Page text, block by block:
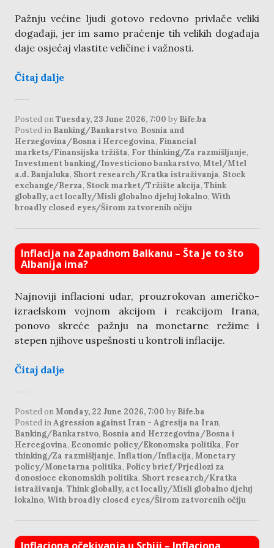
Pažnju većine ljudi gotovo redovno privlače veliki
događaji, jer im samo praćenje tih velikih događaja
daje osjećaj vlastite veličine i važnosti.
Čitaj dalje
Posted onTuesday, 23 June 2026, 7:00 by Bife.ba
Posted in Banking/Bankarstvo, Bosnia and
Herzegovina/Bosna i Hercegovina, Financial
markets/Finansijska tržišta, For thinking/Za razmišljanje,
Investment banking/Investiciono bankarstvo, Mtel/Mtel
a.d. Banjaluka, Short research/Kratka istraživanja, Stock
exchange/Berza, Stock market/Tržište akcija, Think
globally, act locally/Misli globalno djeluj lokalno, With
broadly closed eyes/Širom zatvorenih očiju
Inflacija na Zapadnom Balkanu – Šta je to što
Albanija ima?
Najnoviji inflacioni udar, prouzrokovan američko-
izraelskom vojnom akcijom i reakcijom Irana,
ponovo skreće pažnju na monetarne režime i
stepen njihove uspešnosti u kontroli inflacije.
Čitaj dalje
Posted on Monday, 22 June 2026, 7:00 by Bife.ba
Posted inAgression against Iran - Agresija na Iran,
Banking/Bankarstvo, Bosnia and Herzegovina/Bosna i
Hercegovina, Economic policy/Ekonomska politika, For
thinking/Za razmišljanje, Inflation/Inflacija, Monetary
policy/Monetarna politika, Policy brief/Prjedlozi za
donosioce ekonomskih politika, Short research/Kratka
istraživanja, Think globally, act locally/Misli globalno djeluj
lokalno, With broadly closed eyes/Širom zatvorenih očiju